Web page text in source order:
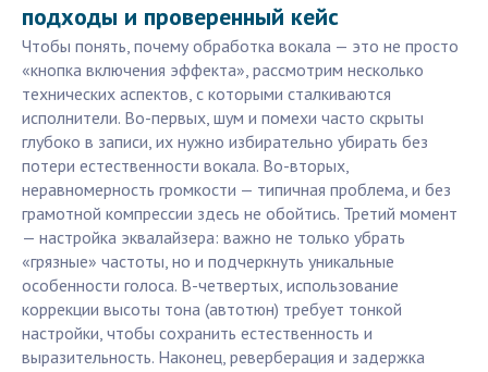
подходы и проверенный кейс
Чтобы понять, почему обработка вокала — это не просто
«кнопка включения эффекта», рассмотрим несколько
технических аспектов, с которыми сталкиваются
исполнители. Во-первых, шум и помехи часто скрыты
глубоко в записи, их нужно избирательно убирать без
потери естественности вокала. Во-вторых,
неравномерность громкости — типичная проблема, и без
грамотной компрессии здесь не обойтись. Третий момент
— настройка эквалайзера: важно не только убрать
«грязные» частоты, но и подчеркнуть уникальные
особенности голоса. В-четвертых, использование
коррекции высоты тона (автотюн) требует тонкой
настройки, чтобы сохранить естественность и
выразительность. Наконец, реверберация и задержка